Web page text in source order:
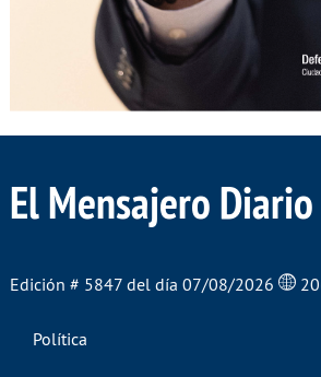
El Mensajero Diario
Edición # 5847 del día 07/08/2026
Política